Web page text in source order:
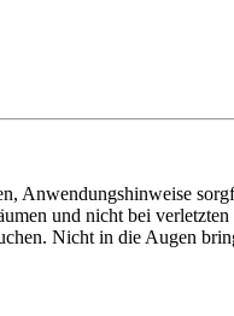
Anwendungshinweise
und nicht bei verletzten
Nicht in die Augen